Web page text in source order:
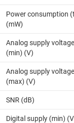
Power consumption
(mW)
Analog supply voltage
(min) (V)
Analog supply voltage
(max) (V)
SNR (dB)
Digital supply (min)